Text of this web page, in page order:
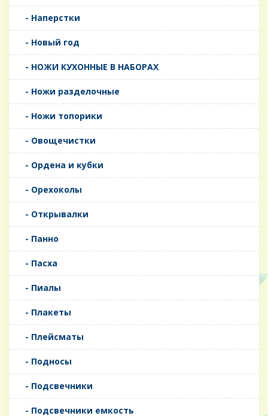
- Наперстки
- Новый год
- НОЖИ КУХОННЫЕ В НАБОРАХ
- Ножи разделочные
- Ножи топорики
- Овощечистки
- Ордена и кубки
- Орехоколы
- Открывалки
- Панно
- Пасха
- Пиалы
- Плакеты
- Плейсматы
- Подносы
- Подсвечники
- Подсвечники емкость